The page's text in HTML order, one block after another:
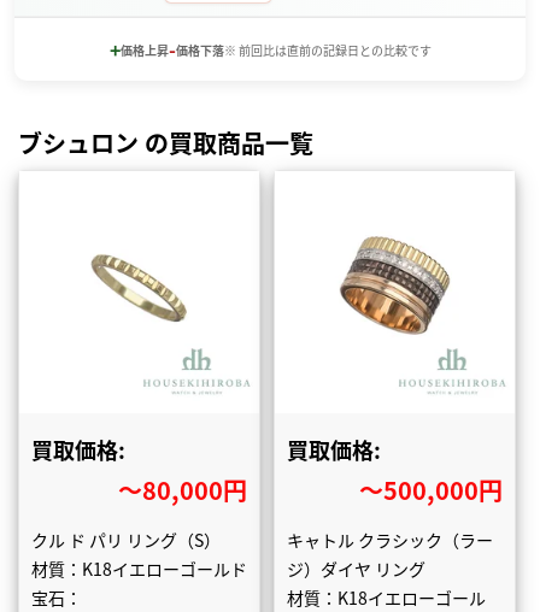
+価格上昇-価格下落※ 前回比は直前の記録日との比較です
ブシュロン の買取商品一覧
買取価格:
〜80,000円
クル ド パリ リング（S）
材質：K18イエローゴールド
宝石：
買取価格:
〜500,000円
キャトル クラシック（ラー
ジ）ダイヤ リング
材質：K18イエローゴール